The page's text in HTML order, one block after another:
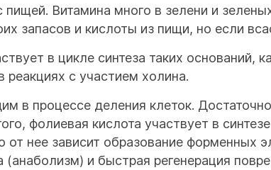
пищей. Витамина много в зелени и
запасов и кислоты из пищи, но если
в цикле синтеза таких
с участием холина.
в процессе деления клеток.
фолиевая кислота участвует в
от нее зависит образование форменных
(анаболизм) и быстрая регенерация